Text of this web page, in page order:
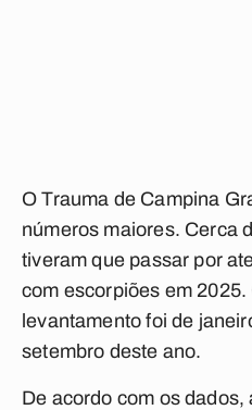
O Trauma de Campina
números maiores. Cerca
tiveram que passar por
com escorpiões em 2025.
levantamento foi de
setembro deste ano.
De acordo com os